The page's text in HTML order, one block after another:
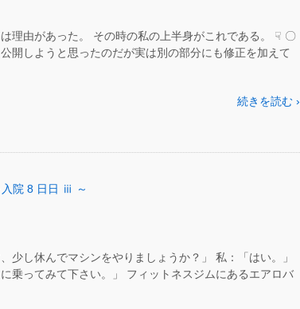
理由があった。 その時の私の上半身がこれである。 ☟ 〇
開しようと思ったのだが実は別の部分にも修正を加えて
続きを読む ›
入院 8 日日 ⅲ ～
少し休んでマシンをやりましょうか？」 私：「はい。」
乗ってみて下さい。」 フィットネスジムにあるエアロバ